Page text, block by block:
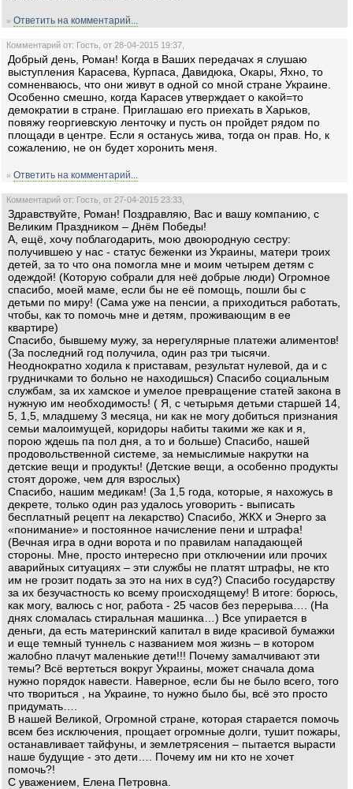
» Ответить на комментарий...
Комментарий от: Гость, от 28-04-2015 19:37,
Добрый день, Роман! Когда в Ваших передачах я слушаю
выступления Карасева, Курпаса, Давидюка, Окары, Яхно, то
сомненваюсь, что они живут в одной со мной стране Украине.
Особенно смешно, когда Карасев утверждает о какой=то
демократии в стране. Приглашаю его приехать в Харьков,
повяжу георгиевскую ленточку и пусть он пройдет рядом по
площади в центре. Если я останусь жива, тогда он прав. Но, к
сожалению, не он будет хоронить меня.
» Ответить на комментарий...
Комментарий от: Гость, от 27-04-2015 23:33,
Здравствуйте, Роман! Поздравляю, Вас и вашу компанию, с
Великим Праздником – Днём Победы!
А, ещё, хочу поблагодарить, мою двоюродную сестру:
получившею у нас - статус беженки из Украины, матери троих
детей, за то что она помогла мне и моим четырем детям с
одеждой! (Которую собрали для неё добрые люди) Огромное
спасибо, моей маме, если бы не её помощь, пошли бы с
детьми по миру! (Сама уже на пенсии, а приходиться работать,
чтобы, как то помочь мне и детям, проживающим в ее
квартире)
Спасибо, бывшему мужу, за нерегулярные платежи алиментов!
(За последний год получила, один раз три тысячи.
Неоднократно ходила к приставам, результат нулевой, да и с
грудничками то больно не находишься) Спасибо социальным
службам, за их хамское и умелое превращение статей закона в
нужную им необходимость! ( Я, с четырьмя детьми старшей 14,
5, 1,5, младшему 3 месяца, ни как не могу добиться признания
семьи малоимущей, коридоры набиты такими же как и я,
порою ждешь па пол дня, а то и больше) Спасибо, нашей
продовольственной системе, за немыслимые накрутки на
детские вещи и продукты! (Детские вещи, а особенно продукты
стоят дороже, чем для взрослых)
Спасибо, нашим медикам! (За 1,5 года, которые, я нахожусь в
декрете, только один раз удалось уговорить - выписать
бесплатный рецепт на лекарство) Спасибо, ЖКХ и Энерго за
«понимание» и постоянное начисление пени и штрафа!
(Вечная игра в одни ворота и по правилам нападающей
стороны. Мне, просто интересно при отключении или прочих
аварийных ситуациях – эти службы не платят штрафы, не кто
им не грозит подать за это на них в суд?) Спасибо государству
за их безучастность ко всему происходящему! В итоге: борюсь,
как могу, валюсь с ног, работа - 25 часов без перерыва…. (На
днях сломалась стиральная машинка…) Все упирается в
деньги, да есть материнский капитал в виде красивой бумажки
и еще темный туннель с названием моя жизнь – в котором
жалобно плачут маленькие дети!!! Почему замалчивают эти
темы? Всё вертеться вокруг Украины, может сначала дома
нужно порядок навести. Наверное, если бы не было всего, того
что твориться , на Украине, то нужно было бы, всё это просто
придумать….
В нашей Великой, Огромной стране, которая старается помочь
всем без исключения, прощает огромные долги, тушит пожары,
останавливает тайфуны, и землетрясения – пытается вырасти
наше будущие - это дети…. Почему им ни кто не хочет
помочь?!
С уважением, Елена Петровна.